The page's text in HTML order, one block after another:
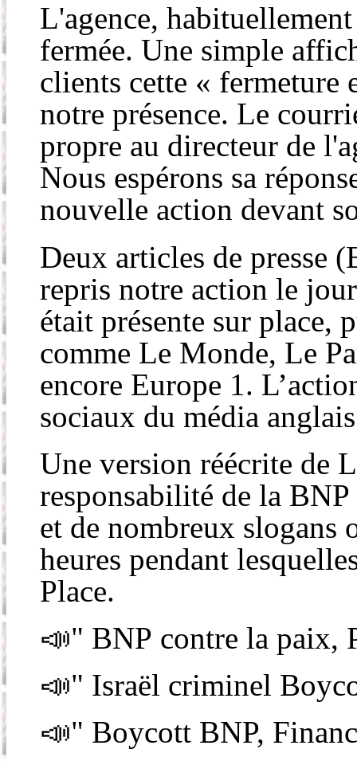
L'agence,
fermée. Une simple
clients cette « fermeture
notre présence. Le
propre au directeur de
Nous espérons sa
nouvelle action devant
Deux articles de presse
repris notre action le
était présente sur place,
comme Le Monde, Le
encore Europe 1.
sociaux du média
Une version réécrite de
responsabilité de la
et de nombreux slogans
heures pendant
Place.
📣" BNP contre la paix,
📣" Israël criminel
📣" Boycott BNP,